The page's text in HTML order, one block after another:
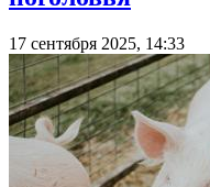
17 сентября 2025, 14:33